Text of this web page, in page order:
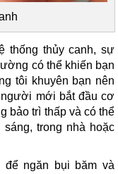
thống thủy canh, sự
có thể khiến bạn
tôi khuyên bạn nên
mới bắt đầu cơ
bảo trì thấp và có thể
trong nhà hoặc
để ngăn bụi băm và